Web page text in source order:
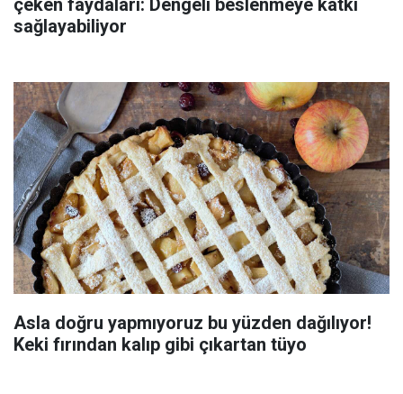
sağlayabiliyor
Asla doğru yapmıyoruz bu yüzden dağılıyor!
Keki fırından kalıp gibi çıkartan tüyo